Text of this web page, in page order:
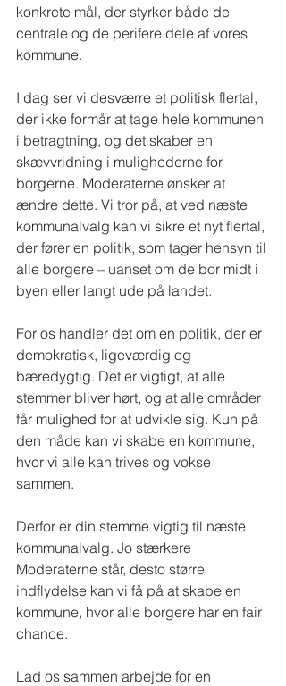
konkrete mål, der styrker både de
centrale og de perifere dele af vores
kommune.
I dag ser vi desværre et politisk flertal,
der ikke formår at tage hele kommunen
i betragtning, og det skaber en
skævvridning i mulighederne for
borgerne. Moderaterne ønsker at
ændre dette. Vi tror på, at ved næste
kommunalvalg kan vi sikre et nyt flertal,
der fører en politik, som tager hensyn til
alle borgere – uanset om de bor midt i
byen eller langt ude på landet.
For os handler det om en politik, der er
demokratisk, ligeværdig og
bæredygtig. Det er vigtigt, at alle
stemmer bliver hørt, og at alle områder
får mulighed for at udvikle sig. Kun på
den måde kan vi skabe en kommune,
hvor vi alle kan trives og vokse
sammen.
Derfor er din stemme vigtig til næste
kommunalvalg. Jo stærkere
Moderaterne står, desto større
indflydelse kan vi få på at skabe en
kommune, hvor alle borgere har en fair
chance.
Lad os sammen arbejde for en